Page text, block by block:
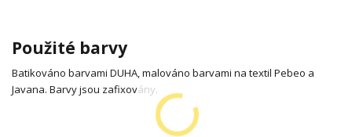
Použité barvy
Batikováno barvami DUHA, malováno barvami na textil Pebeo a
Javana. Barvy jsou zafixovány.